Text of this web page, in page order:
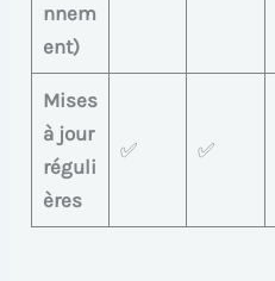
nnem
ent)
Mises
à jour
réguli
ères
✅ ✅